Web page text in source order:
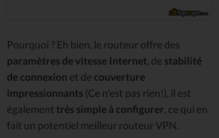
Pourquoi ? Eh bien, le routeur offre des
paramètres de vitesse Internet , de stabilité
de connexion et de couverture
impressionnants (Ce n'est pas rien!), il est
également très simple à configurer , ce qui en
fait un potentiel meilleur routeur VPN.